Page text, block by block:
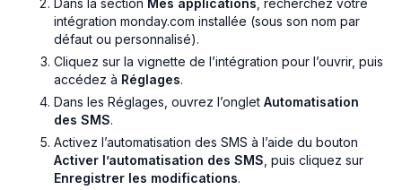
Dans la section Mes applications , recherchez votre
intégration monday.com installée (sous son nom par
défaut ou personnalisé).
Cliquez sur la vignette de l’intégration pour l’ouvrir, puis
accédez à Réglages.
Dans les Réglages, ouvrez l’onglet Automatisation
des SMS.
Activez l’automatisation des SMS à l’aide du bouton
Activer l’automatisation des SMS , puis cliquez sur
Enregistrer les modifications.